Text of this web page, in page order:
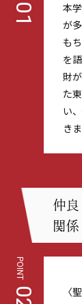
01
本
が
も
を
財
た
い
きま
仲
関係
POINT
02
〈